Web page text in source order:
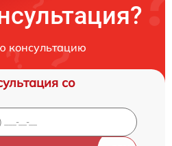
консультацию
со